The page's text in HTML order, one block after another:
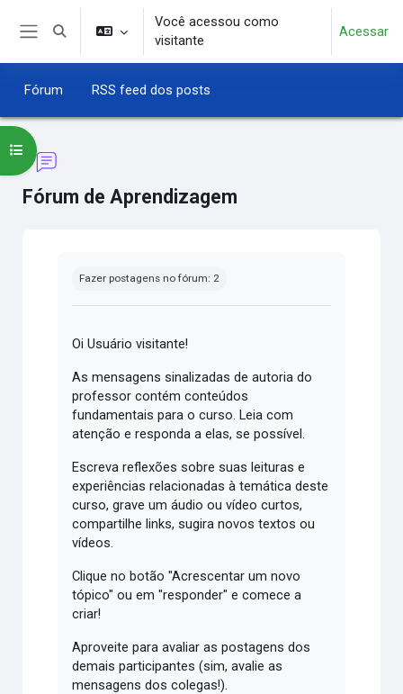
Ir para o conteúdo principal
Alternar entrada de pesquisa
Você acessou como
visitante
Acessar
Fórum RSS feed dos posts
Fórum de Aprendizagem
Abrir índice do curso
Fazer postagens no fórum: 2
Oi Usuário visitante!
As mensagens sinalizadas de autoria do
professor contém conteúdos
fundamentais para o curso. Leia com
atenção e responda a elas, se possível.
Escreva reflexões sobre suas leituras e
experiências relacionadas à temática deste
curso, grave um áudio ou vídeo curtos,
compartilhe links, sugira novos textos ou
vídeos.
Clique no botão "Acrescentar um novo
tópico" ou em "responder" e comece a
criar!
Aproveite para avaliar as postagens dos
demais participantes (sim, avalie as
mensagens dos colegas!).